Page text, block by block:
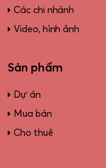
Các chi nhánh
Video, hình ảnh
Sản phẩm
Dự án
Mua bán
Cho thuê